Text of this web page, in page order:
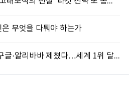
무엇을 다퉈야 하는가
LG 엑사원, '산업 특화 AI' 구글·알리바바 제쳤다…세계 1위 달성